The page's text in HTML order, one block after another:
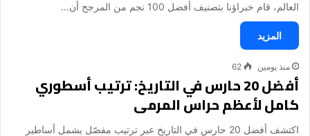
العالم، قام خبراؤنا بتصنيف أفضل 100 نجم من المرجح أن…
المزيد
منذ يومين 62
أفضل 20 حارس في التاريخ: ترتيب أسطوري
كامل لأعظم حراس المرمى
اكتشف أفضل 20 حارس في التاريخ عبر ترتيب مفصّل يشمل أساطير